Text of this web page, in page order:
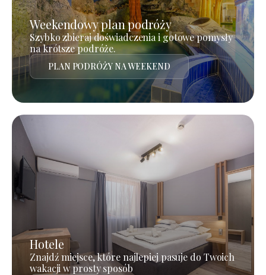
Weekendowy plan podróży
Szybko zbieraj doświadczenia i gotowe pomysły
na krótsze podróże.
PLAN PODRÓŻY NA WEEKEND
Hotele
Znajdź miejsce, które najlepiej pasuje do Twoich
wakacji w prosty sposób